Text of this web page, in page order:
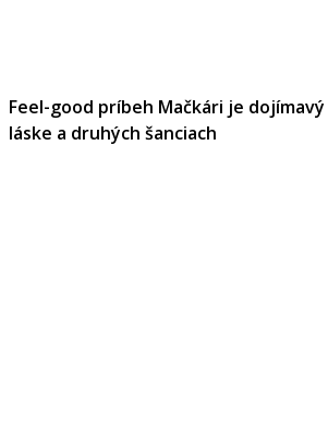
Feel-good príbeh Mačkári je
láske a druhých šanciach